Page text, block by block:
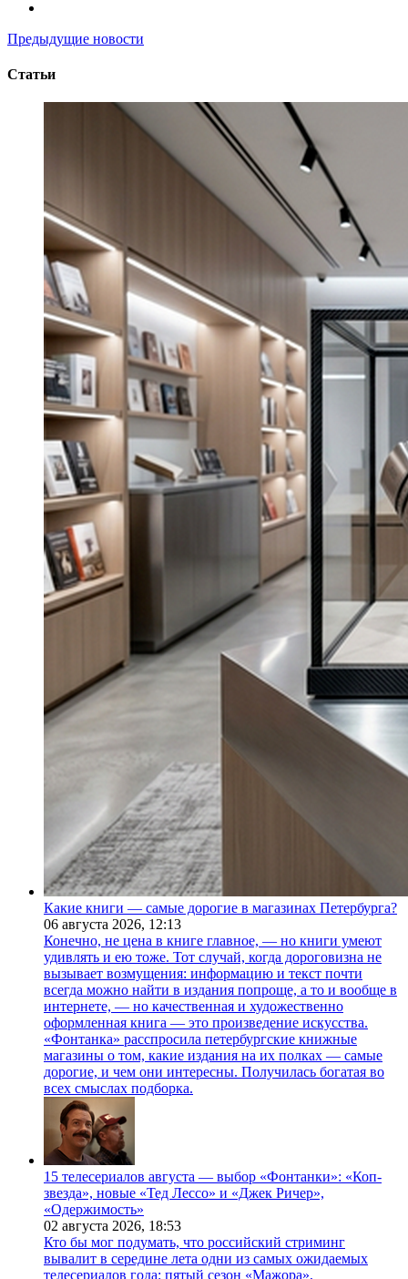
Предыдущие новости
Статьи
Какие книги — самые дорогие в магазинах Петербурга?
06 августа 2026, 12:13
Конечно, не цена в книге главное, — но книги умеют
удивлять и ею тоже. Тот случай, когда дороговизна не
вызывает возмущения: информацию и текст почти
всегда можно найти в издания попроще, а то и вообще в
интернете, — но качественная и художественно
оформленная книга — это произведение искусства.
«Фонтанка» расспросила петербургские книжные
магазины о том, какие издания на их полках — самые
дорогие, и чем они интересны. Получилась богатая во
всех смыслах подборка.
15 телесериалов августа — выбор «Фонтанки»: «Коп-
звезда», новые «Тед Лессо» и «Джек Ричер»,
«Одержимость»
02 августа 2026, 18:53
Кто бы мог подумать, что российский стриминг
вывалит в середине лета одни из самых ожидаемых
телесериалов года: пятый сезон «Мажора»,